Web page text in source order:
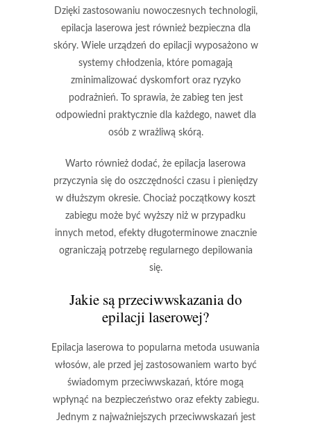
Dzięki zastosowaniu nowoczesnych technologii,
epilacja laserowa jest również bezpieczna dla
skóry. Wiele urządzeń do epilacji wyposażono w
systemy chłodzenia, które pomagają
zminimalizować dyskomfort oraz ryzyko
podrażnień. To sprawia, że zabieg ten jest
odpowiedni praktycznie dla każdego, nawet dla
osób z wrażliwą skórą.
Warto również dodać, że epilacja laserowa
przyczynia się do oszczędności czasu i pieniędzy
w dłuższym okresie. Chociaż początkowy koszt
zabiegu może być wyższy niż w przypadku
innych metod, efekty długoterminowe znacznie
ograniczają potrzebę regularnego depilowania
się.
Jakie są przeciwwskazania do
epilacji laserowej?
Epilacja laserowa to popularna metoda usuwania
włosów, ale przed jej zastosowaniem warto być
świadomym przeciwwskazań, które mogą
wpłynąć na bezpieczeństwo oraz efekty zabiegu.
Jednym z najważniejszych przeciwwskazań jest